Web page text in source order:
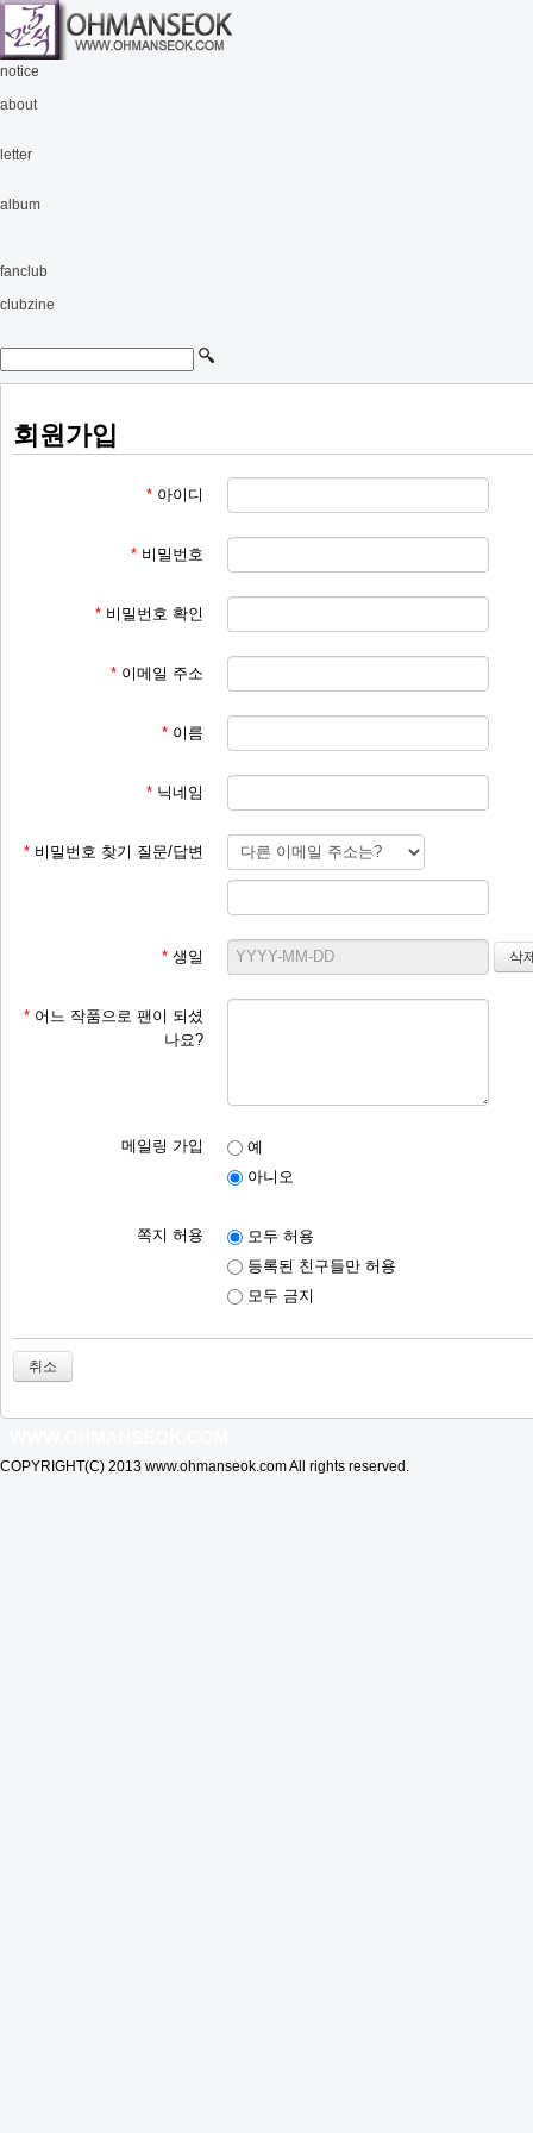
notice
about
letter
album
fanclub
clubzine
회원가입
* 아이디
* 비밀번호
* 비밀번호 확인
* 이메일 주소
* 이름
* 닉네임
* 비밀번호 찾기 질문/답변
* 생일
* 어느 작품으로 팬이 되셨
나요?
메일링 가입
예
아니오
쪽지 허용
모두 허용
등록된 친구들만 허용
모두 금지
취소
COPYRIGHT(C) 2013 www.ohmanseok.com All rights reserved.